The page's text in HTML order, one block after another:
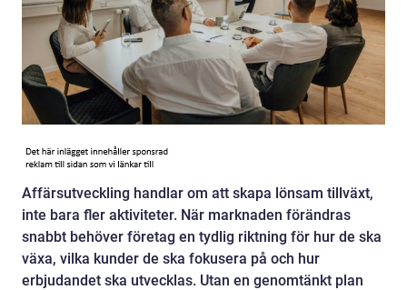
Affärsutveckling handlar om att skapa lönsam tillväxt,
inte bara fler aktiviteter. När marknaden förändras
snabbt behöver företag en tydlig riktning för hur de ska
växa, vilka kunder de ska fokusera på och hur
erbjudandet ska utvecklas. Utan en genomtänkt plan